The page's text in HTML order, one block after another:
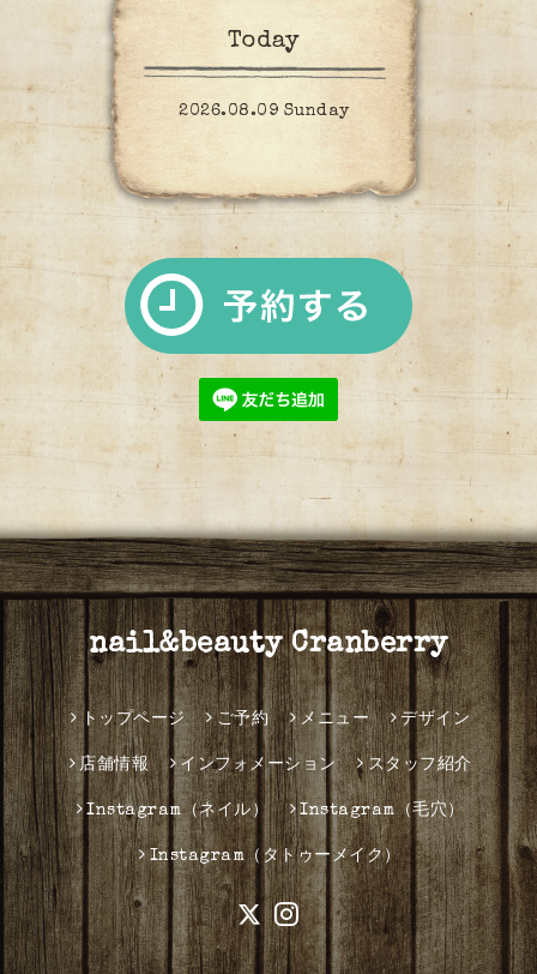
Today
2026.08.09 Sunday
nail&beauty Cranberry
トップページ ご予約 メニュー デザイン
店舗情報 インフォメーション スタッフ紹介
Instagram（ネイル） Instagram（毛穴）
Instagram（タトゥーメイク）